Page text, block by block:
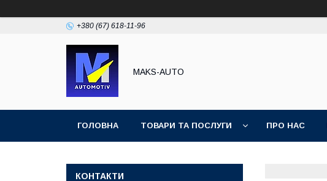
+380 (67) 618-11-96
MAKS-AUTO
ГОЛОВНА ТОВАРИ ТА ПОСЛУГИ ПРО НАС
КОНТАКТИ